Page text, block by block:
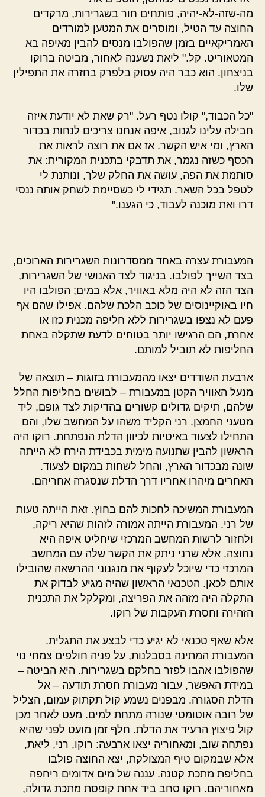
מה-שזה-לא-יהיה, פותחים חור בשגרירות, מרקדים
החוצה עד הטיל, ומוסרים את המטען למורדים
האמריקאיים בזמן שהפולבו מנסים להבין מאיפה בא
המטאוריט. קל." ליאת נשענה לאחור, מביטה ברוקו
בניצחון. הוא כבר היה עסוק בלפרק בחזרה את התפילין
שלו.
"כל הכבוד," קולו נטף רעל. "רק שאת לא יודעת איזה
חבילה עלינו לגנוב, איפה אנחנו צריכים לנחות בכדור
הארץ, ומי איש הקשר. אז אם את רוצה לראות את
הכסף כשזה נגמר, את תדבקי בתכנית המקורית: את
סותמת את הפה, עושה את החלק שלך, ונותנת לי
לטפל בכל השאר. תגידי לי כשסיימת לשחק אותה ננסי
דרו ואת מוכנה לעבוד, כי הגענו."
המעבורת עצרה באחד ממסדרונות השגרירות הארוכים,
בצד השייך לפולבו. בניגוד לצד האנושי של השגרירות,
הצד הזה לא היה מלא באוויר, אלא במים; הפולבו היו
חיו באוקיינוסים של כוכב הלכת שלהם. אפילו שהם אף
פעם לא נצפו בשגרירות ללא חליפה מכנית כזו או
אחרת, הם הרגישו יותר בטוחים לדעת שתקלה באחת
החליפות לא תוביל למותם.
ארבעת השודדים יצאו מהמעבורת בזוגות – תוצאה של
מנעל האוויר הקטן במעבורת – לבושים בחליפות החלל
שלהם, תיקים גדולים קשורים בהדיקות לצד גופם, ליד
מטעני החמצן. רני הקליד משהו על המחשב שלו, והם
התחילו לצעוד באיטיות לכיוון הדלת הנפתחת. רוקו היה
הראשון להבין שתנועה מימית בכבידת הירח לא הייתה
שונה מבכדור הארץ, והחל לשחות במקום לצעוד.
האחרים מיהרו אחריו דרך הדלת שנסגרה אחריהם.
המעבורת המשיכה לחכות להם בחוץ. זאת הייתה טעות
של רני. המעבורת הייתה אמורה לזהות שהיא ריקה,
ולחזור לרשות המחשב המרכזי שיחליט איפה היא
נחוצה. אלא שרני ניתק את הקשר שלה עם המחשב
המרכזי כדי שיוכל לעקוף את מנגנוני ההרשאה שהובילו
אותם לכאן. הטכנאי הראשון שהיה מגיע לבדוק את
התקלה היה מזהה את הפריצה, ומקלקל את התכנית
הזהירה וחסרת העקבות של רוקו.
אלא שאף טכנאי לא יגיע כדי לבצע את התגלית.
המעבורת המתינה בסבלנות, על פניה חולפים צמחי נוי
שהפולבו אהבו לפזר בחלקם בשגרירות. היא הביטה –
במידת האפשר, עבור מעבורת חסרת תודעה – אל
הדלת הסגורה. מבפנים נשמע קול תקתוק עמום, הצליל
של רובה אוטומטי שנורה מתחת למים. מעט לאחר מכן
קול פיצוץ הרעיד את הדלת. חלף זמן מועט לפני שהיא
נפתחה שוב, ומאחוריה יצאו ארבעה: רוקו, רני, ליאת,
אלא שבמקום טיף המצולקת, יצא החוצה פולבו
בחליפת מתכת קטנה. עננה של מים אדומים ריחפה
מאחוריהם. רוקו סחב ביד אחת קופסת מתכת גדולה,